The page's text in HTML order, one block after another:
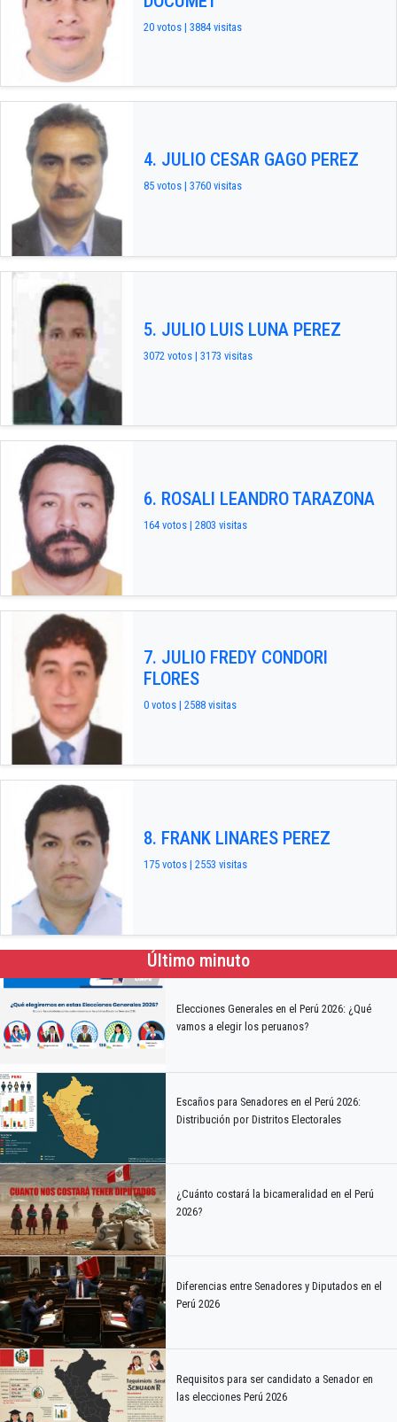
20 votos | 3884 visitas
4. JULIO CESAR GAGO PEREZ
85 votos | 3760 visitas
5. JULIO LUIS LUNA PEREZ
3072 votos | 3173 visitas
6. ROSALI LEANDRO TARAZONA
164 votos | 2803 visitas
7. JULIO FREDY CONDORI
FLORES
0 votos | 2588 visitas
8. FRANK LINARES PEREZ
175 votos | 2553 visitas
Último minuto
Elecciones Generales en el Perú 2026: ¿Qué
vamos a elegir los peruanos?
Escaños para Senadores en el Perú 2026:
Distribución por Distritos Electorales
¿Cuánto costará la bicameralidad en el Perú
2026?
Diferencias entre Senadores y Diputados en el
Perú 2026
Requisitos para ser candidato a Senador en
las elecciones Perú 2026